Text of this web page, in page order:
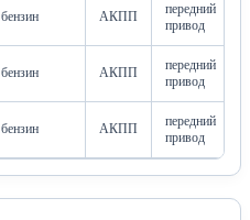
бензин АКПП
передний
привод
бензин АКПП
передний
привод
бензин АКПП
передний
привод